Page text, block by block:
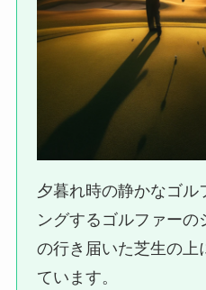
夕暮れ時の静かなゴル
ングするゴルファー
の行き届いた芝生の上
ています。